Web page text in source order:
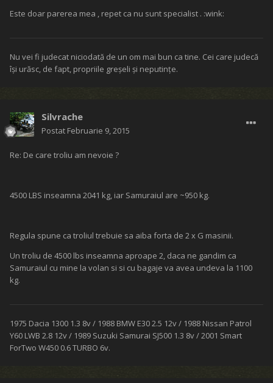
Este doar parerea mea , repet ca nu sunt specialist . :wink:
Nu vei fi judecat niciodată de un om mai bun ca tine. Cei care judecă
îşi urăsc, de fapt, propriile greşeli şi neputinţe.
Silvrache
Postat Februarie 9, 2015
Re: De care troliu am nevoie ?
4500 LBS inseamna 2041 kg, iar Samuraiul are ~950 kg.
Regula spune ca troliul trebuie sa aiba forta de 2 x G masinii.
Un troliu de 4500 lbs inseamna aproape 2, daca ne gandim ca
Samuraiul cu mine la volan si si cu bagaje va avea undeva la 1100
kg.
1975 Dacia 1300 1.3 8v / 1988 BMW E30 2.5 12v / 1988 Nissan Patrol
Y60 LWB 2.8 12v / 1989 Suzuki Samurai SJ500 1.3 8v / 2001 Smart
ForTwo W450 0.6 TURBO 6v.